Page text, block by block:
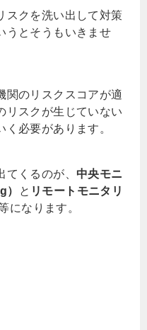
スクを洗い出して対策
うとそうもいきませ
関のリスクスコアが適
リスクが生じていない
必要があります。
くるのが、 中央モニ
） と リモートモニタリ
になります。